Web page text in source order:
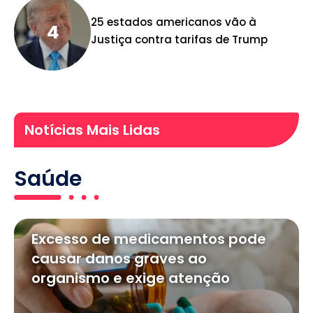
25 estados americanos vão à
Justiça contra tarifas de Trump
Notícias Mais Lidas
Saúde
Excesso de medicamentos pode
causar danos graves ao
organismo e exige atenção